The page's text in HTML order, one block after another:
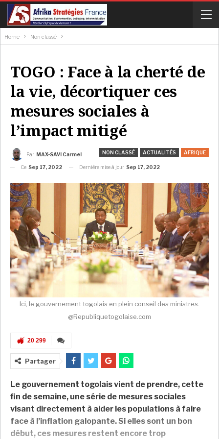
Home Non classé
TOGO : Face à la cherté de
la vie, décortiquer ces
mesures sociales à
l’impact mitigé
NON CLASSÉ ACTUALITÉS AFRIQUE
Par MAX-SAVI Carmel
Ce Sep 17, 2022 Dernière mise à jour Sep 17, 2022
Ici, le gouvernement togolais en plein conseil des ministres.
@Republiquetogolaise.com
20 299
Partager
Le gouvernement togolais vient de prendre, cette
fin de semaine, une série de mesures sociales
visant directement à aider les populations à faire
face à l’inflation galopante. Si elles sont un bon
début, ces mesures restent encore trop